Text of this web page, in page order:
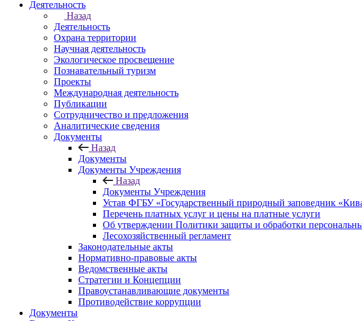
Деятельность
Назад
Деятельность
Охрана территории
Научная деятельность
Экологическое просвещение
Познавательный туризм
Проекты
Международная деятельность
Публикации
Сотрудничество и предложения
Аналитические сведения
Документы
Назад
Документы
Документы Учреждения
Назад
Документы Учреждения
Устав ФГБУ «Государственный природный заповедник
Перечень платных услуг и цены на платные услуги
Об утверждении Политики защиты и обработки
Лесохозяйственный регламент
Законодательные акты
Нормативно-правовые акты
Ведомственные акты
Стратегии и Концепции
Правоустанавливающие документы
Противодействие коррупции
Документы